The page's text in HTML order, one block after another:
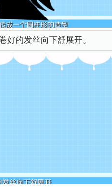
好的发丝向下舒展开。